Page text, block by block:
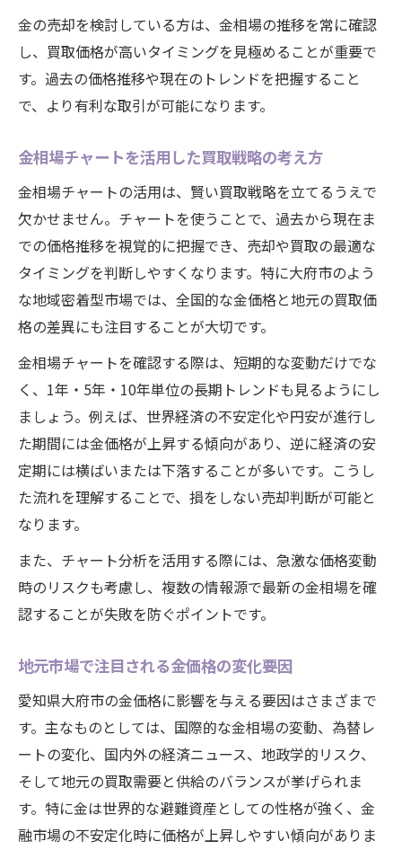
金価格推移と大府市の地元市場の影響
地政学リスクが金相場に与える影響とは
中央銀行の動向が金価格に与える影響分析
大府市で注目すべき金価格の上昇要因解説
今後の金相場と愛知県大府市での売却戦略
金相場推移を踏まえた売却戦略のポイント
金価格今後の動向と買取判断のコツ
過去10年の金相場チャートから学ぶ戦略
2025年の金価格予測と売却タイミング
大府市で実践できる金相場変動対策
金相場変動に強くなるための買取ポイント
金相場チャート分析が買取価格に活きる理
由
今日の金1g買取価格を確認する重要性
金相場変動時に損しない買取のコツ
大府市で失敗しない買取店の選び方
金の売却を検討している方は、金相場の推移を常に確認
し、買取価格が高いタイミングを見極めることが重要で
す。過去の価格推移や現在のトレンドを把握すること
で、より有利な取引が可能になります。
金相場チャートを活用した買取戦略の考え方
金相場チャートの活用は、賢い買取戦略を立てるうえで
欠かせません。チャートを使うことで、過去から現在ま
での価格推移を視覚的に把握でき、売却や買取の最適な
タイミングを判断しやすくなります。特に大府市のよう
な地域密着型市場では、全国的な金価格と地元の買取価
格の差異にも注目することが大切です。
金相場チャートを確認する際は、短期的な変動だけでな
く、1年・5年・10年単位の長期トレンドも見るようにし
ましょう。例えば、世界経済の不安定化や円安が進行し
た期間には金価格が上昇する傾向があり、逆に経済の安
定期には横ばいまたは下落することが多いです。こうし
た流れを理解することで、損をしない売却判断が可能と
なります。
また、チャート分析を活用する際には、急激な価格変動
時のリスクも考慮し、複数の情報源で最新の金相場を確
認することが失敗を防ぐポイントです。
地元市場で注目される金価格の変化要因
愛知県大府市の金価格に影響を与える要因はさまざまで
す。主なものとしては、国際的な金相場の変動、為替レ
ートの変化、国内外の経済ニュース、地政学的リスク、
そして地元の買取需要と供給のバランスが挙げられま
す。特に金は世界的な避難資産としての性格が強く、金
融市場の不安定化時に価格が上昇しやすい傾向がありま